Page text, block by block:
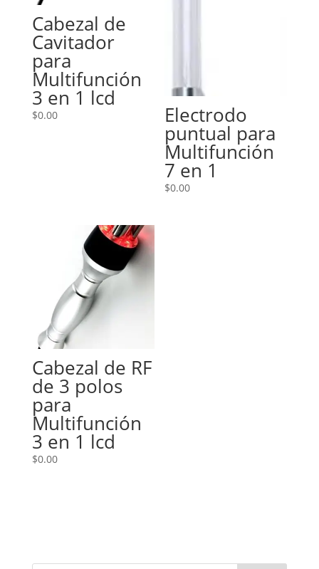
Cabezal de
Cavitador
para
Multifunción
3 en 1 lcd
$0.00 Electrodo
puntual para
Multifunción
7 en 1
$0.00
Cabezal de RF
de 3 polos
para
Multifunción
3 en 1 lcd
$0.00